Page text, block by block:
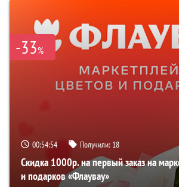
-33%
00:54:53 Получили: 18
Скидка 1000р. на первый заказ на
и подарков «Флаувау»